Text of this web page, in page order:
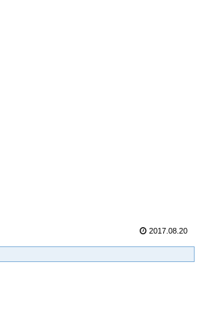
2017.08.20